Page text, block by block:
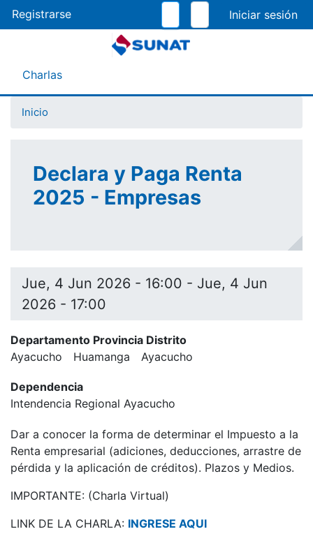
al
contenido
Registrarse
Menú Asistente
Charlas
Inicio
Declara y Paga Renta
2025 - Empresas
Jue, 4 Jun 2026 - 16:00 - Jue, 4 Jun
2026 - 17:00
Departamento Provincia Distrito
Ayacucho
Huamanga Ayacucho
Dependencia
Intendencia Regional Ayacucho
Dar a conocer la forma de determinar el Impuesto a la
Renta empresarial (adiciones, deducciones, arrastre de
pérdida y la aplicación de créditos). Plazos y Medios.
IMPORTANTE: (Charla Virtual)
LINK DE LA CHARLA: INGRESE AQUI